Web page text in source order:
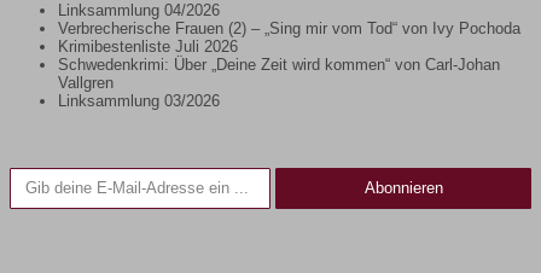
Linksammlung 04/2026
Verbrecherische Frauen (2) – „Sing mir vom Tod“ von Ivy Pochoda
Krimibestenliste Juli 2026
Schwedenkrimi: Über „Deine Zeit wird kommen“ von Carl-Johan
Vallgren
Linksammlung 03/2026
Gib deine E-Mail-Adresse ein ...
Abonnieren